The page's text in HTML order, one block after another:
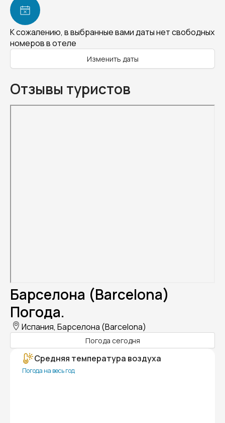
К сожалению, в выбранные вами даты нет свободных
номеров в отеле
Изменить даты
Отзывы туристов
Барселона (Barcelona)
Погода.
Испания, Барселона (Barcelona)
Погода сегодня
Средняя температура воздуха
Погода на весь год